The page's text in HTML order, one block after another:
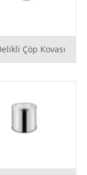
Çöp Kovası